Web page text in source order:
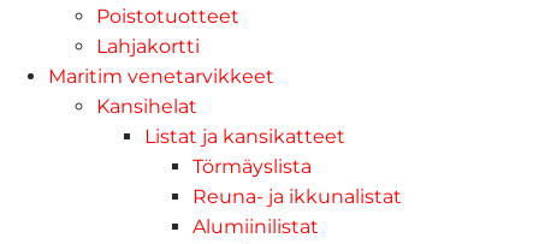
Poistotuotteet
Lahjakortti
Maritim venetarvikkeet
Kansihelat
Listat ja kansikatteet
Törmäyslista
Reuna- ja ikkunalistat
Alumiinilistat